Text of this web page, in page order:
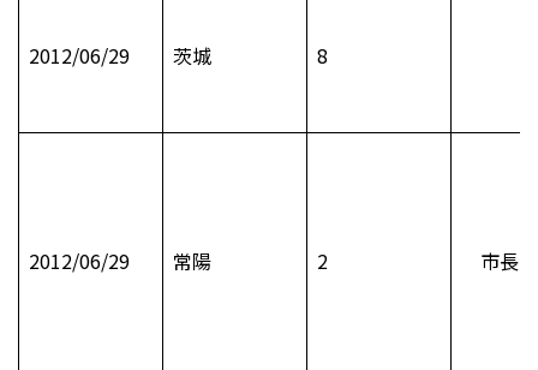
2012/06/29 茨城 8
2012/06/29 常陽 2 市長